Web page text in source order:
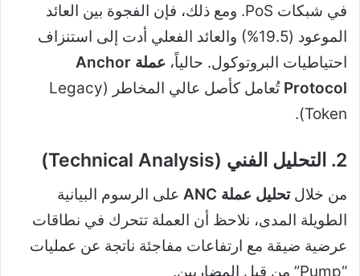
في شبكات PoS. ومع ذلك، فإن الفجوة بين العائد
الموعود (19.5%) والعائد الفعلي أدت إلى استنزاف
احتياطيات البروتوكول. حالياً،
عملة Anchor
Protocol
تُعامل كأصل عالي المخاطر (Legacy
Token).
2. التحليل الفني (Technical Analysis)
من خلالتحليل عملة ANC
على الرسوم البيانية
الطويلة المدى، نلاحظ أن العملة تتحرك في نطاقات
عرضية ضيقة مع ارتفاعات مفاجئة ناتجة عن عمليات
“Pump” من قبل المضاربين.